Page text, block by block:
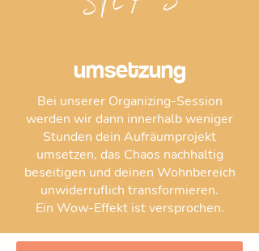
umsetzung
Bei unserer Organizing-Session
werden wir dann innerhalb weniger
Stunden dein Aufräumprojekt
umsetzen, das Chaos nachhaltig
beseitigen und deinen Wohnbereich
unwiderruflich transformieren.
Ein Wow-Effekt ist versprochen.